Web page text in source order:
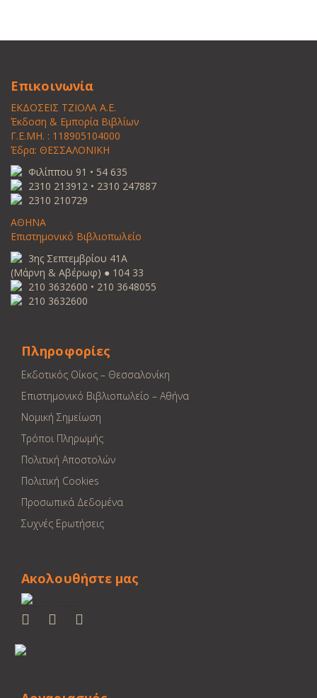
Επικοινωνία
ΕΚΔΟΣΕΙΣ ΤΖΙΟΛΑ Α.Ε.
Έκδοση & Εμπορία Βιβλίων
Γ.Ε.ΜΗ. : 118905104000
Έδρα: ΘΕΣΣΑΛΟΝΙΚΗ
Φιλίππου 91 • 54 635
2310 213912 • 2310 247887
2310 210729
ΑΘΗΝΑ
Επιστημονικό Βιβλιοπωλείο
3ης Σεπτεμβρίου 41Α
(Μάρνη & Αβέρωφ) ● 104 33
210 3632600 • 210 3648055
210 3632600
Πληροφορίες
Εκδοτικός Οίκος – Θεσσαλονίκη
Επιστημονικό Βιβλιοπωλείο – Αθήνα
Νομική Σημείωση
Τρόποι Πληρωμής
Πολιτική Αποστολών
Πολιτική Cookies
Προσωπικά Δεδομένα
Συχνές Ερωτήσεις
Ακολουθήστε μας